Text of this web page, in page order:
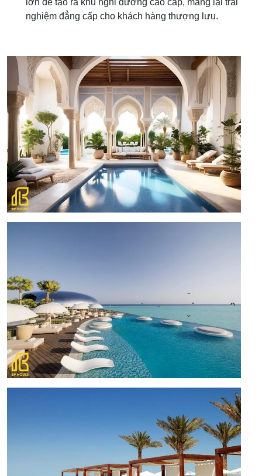
lớn để tạo ra khu nghỉ dưỡng cao cấp, mang lại trải
nghiệm đẳng cấp cho khách hàng thượng lưu.